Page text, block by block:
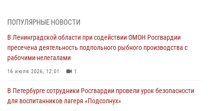
06 августа 2026, 13:39 1
В Центральном районе росгвардейцы оперативно задержали
хулигана, стрелявшего из пускового устройства рядом с жилыми
домами
06 августа 2026, 11:36
Сотрудники и военнослужащие Росгвардии обеспечили
правопорядок при проведении матча "Зенит" - "Балтика"
ПОПУЛЯРНЫЕ НОВОСТИ
В Ленинградской области при содействии ОМОН Росгвардии
пресечена деятельность подпольного рыбного производства с
рабочими-нелегалами
16 июля 2026, 12:01 1
В Петербурге сотрудники Росгвардии провели урок безопасности
для воспитанников лагеря «Подсолнух»